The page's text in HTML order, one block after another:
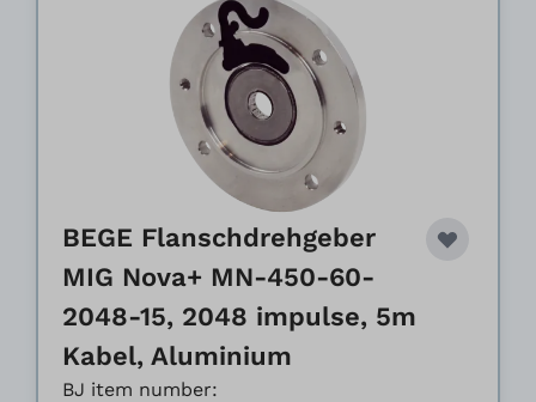
BEGE Flanschdrehgeber
MIG Nova+ MN-450-60-
2048-15, 2048 impulse, 5m
Kabel, Aluminium
BJ item number: